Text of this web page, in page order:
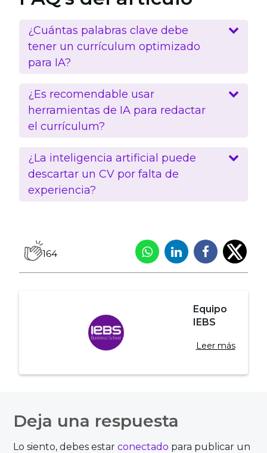
¿Cuántas palabras clave debe
tener un currículum optimizado
para IA?
¿Es recomendable usar
herramientas de IA para redactar
el currículum?
¿La inteligencia artificial puede
descartar un CV por falta de
experiencia?
164
Equipo
IEBS
Leer más
de
entradas
Deja una respuesta
Lo siento, debes estarconectado para publicar un